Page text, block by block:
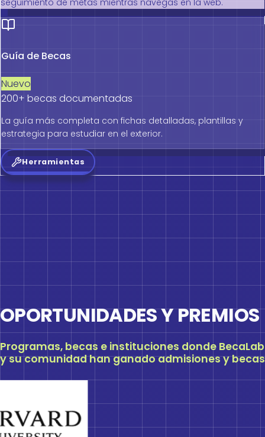
seguimiento de metas mientras navegas en la web.
Guía de Becas
Nuevo
200+ becas documentadas
La guía más completa con fichas detalladas, plantillas y
estrategia para estudiar en el exterior.
Herramientas
OPORTUNIDADES Y PREMIOS
Programas, becas e instituciones donde BecaLab
y su comunidad han ganado admisiones y becas